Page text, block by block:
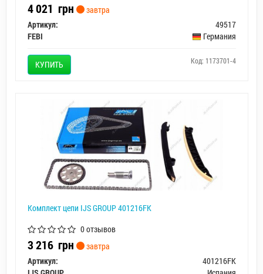
4 021 грн
завтра
Артикул:
49517
FEBI
Германия
КУПИТЬ Код: 1173701-4
Комплект цепи IJS GROUP 401216FK
0 отзывов
3 216 грн
завтра
Артикул:
401216FK